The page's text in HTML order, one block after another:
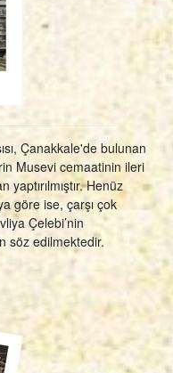
Çanakkale'de bulunan
Musevi cemaatinin ileri
Henüz
göre ise, çarşı çok
Çelebi’nin
söz edilmektedir.